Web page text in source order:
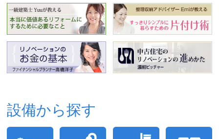
設備から探す